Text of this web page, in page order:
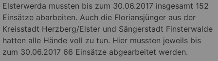
Elsterwerda mussten bis zum 30.06.2017 insgesamt 152
Einsätze abarbeiten. Auch die Floriansjünger aus der
Kreisstadt Herzberg/Elster und Sängerstadt Finsterwalde
hatten alle Hände voll zu tun. Hier mussten jeweils bis
zum 30.06.2017 66 Einsätze abgearbeitet werden.